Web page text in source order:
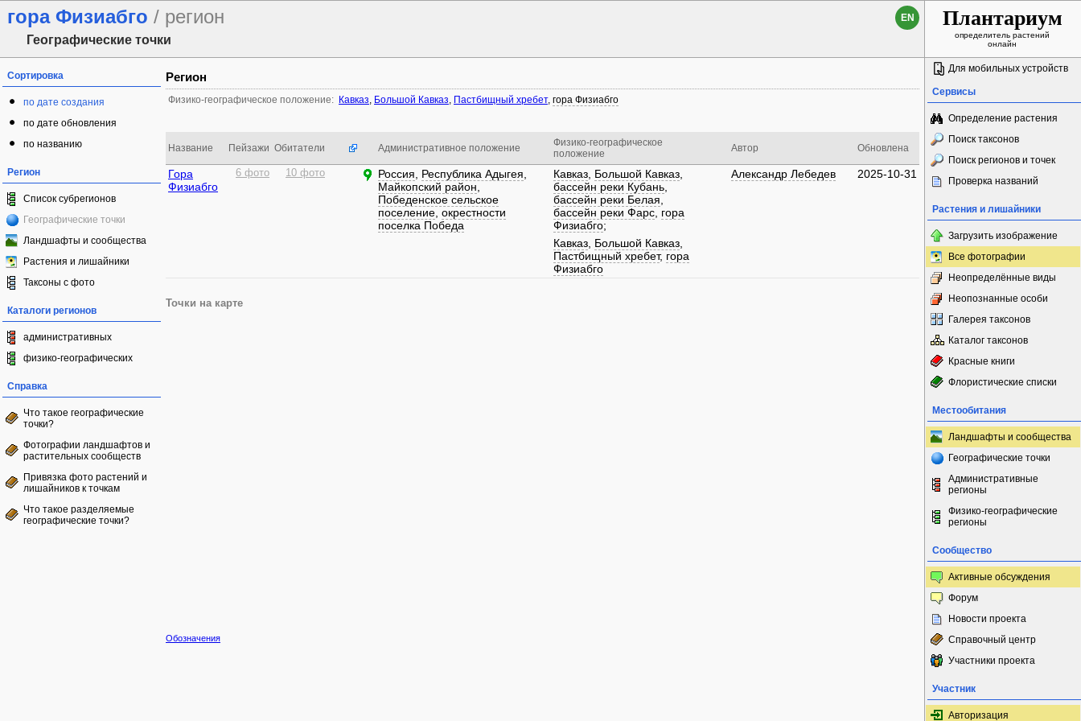
гора Физиабго / регион
Географические точки
EN Плантариум
определитель растений
онлайн
Сортировка
по дате создания
по дате обновления
по названию
Регион
Список субрегионов
Географические точки
Ландшафты и сообщества
Растения и лишайники
Таксоны с фото
Каталоги регионов
административных
физико-географических
Справка
Что такое географические
точки?
Фотографии ландшафтов и
растительных сообществ
Привязка фото растений и
лишайников к точкам
Что такое разделяемые
географические точки?
Регион
Физико-географическое положение: Кавказ, Большой Кавказ, Пастбищный хребет, гора Физиабго
Название Пейзажи Обитатели Административное положение
Физико-географическое
положение
Автор Обновлена
Гора
Физиабго
6 фото 10 фото Россия Республика Адыгея
Майкопский район
Победенское сельское
поселение окрестности
поселка Победа
Кавказ Большой Кавказ
бассейн реки Кубань
бассейн реки Белая
бассейн реки Фарс гора
Физиабго;
Кавказ Большой Кавказ
Пастбищный хребет, гора
Физиабго
Александр Лебедев 2025-10-31
Точки на карте
Обозначения
Для мобильных устройств
Сервисы
Определение растения
Поиск таксонов
Поиск регионов и точек
Проверка названий
Растения и лишайники
Загрузить изображение
Все фотографии
Неопределённые виды
Неопознанные особи
Галерея таксонов
Каталог таксонов
Красные книги
Флористические списки
Местообитания
Ландшафты и сообщества
Географические точки
Административные
регионы
Физико-географические
регионы
Сообщество
Активные обсуждения
Форум
Новости проекта
Справочный центр
Участники проекта
Участник
Авторизация